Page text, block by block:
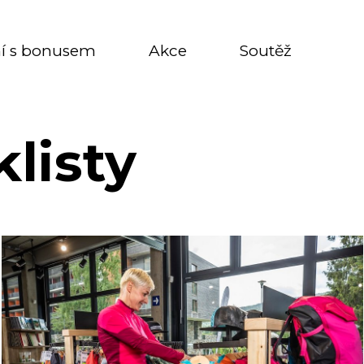
s bonusem Akce Soutěž